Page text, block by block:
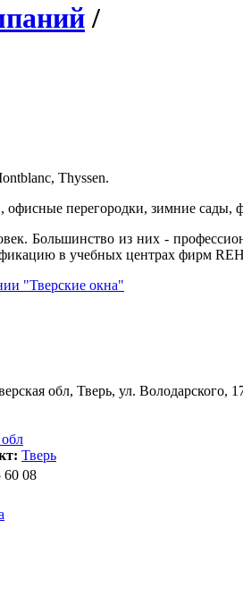
/
Thyssen.
перегородки, зимние
Большинство из них -
в учебных центрах фирм
"Тверские окна"
обл, Тверь, ул. Володарского,
Тверь
60 08